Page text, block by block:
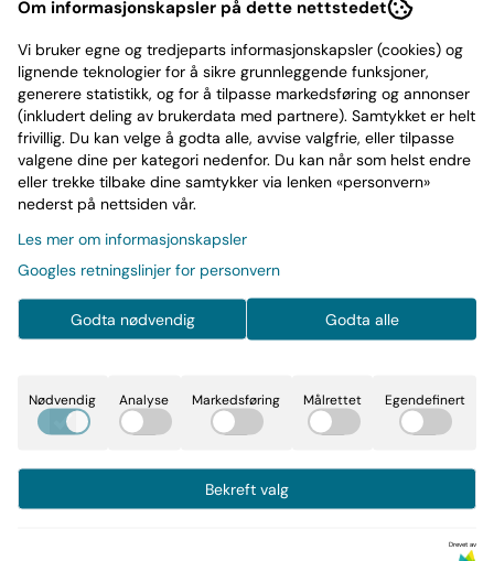
Hammersmith Apollo, London, U
Hammersmith Apollo, Lon
6. Scene Two: Ii. Strange Deja Vu (Live At
Hammersmith Apollo,
7. Scene Three: I. Through My Words (Live At
Hammersmith Apollo
8. Scene Three: Ii. Fatal Tragedy (Live At
Hammersmith Apollo,
- 3 -
Hammersmith Apollo, Lo
2. Scene Five: Through Her Eyes (Live At
3. Scene Six: Home (Live At Hammersmith
Apollo, London, Uk, 202
At Hammersmith A
5. Scene Seven: Ii. One Last Time (Live At
Om informasjonskapsler på dette nettstedet
Vi bruker egne og tredjeparts informasjonskapsler (cookies) og
lignende teknologier for å sikre grunnleggende funksjoner,
generere statistikk, og for å tilpasse markedsføring og annonser
(inkludert deling av brukerdata med partnere). Samtykket er helt
frivillig. Du kan velge å godta alle, avvise valgfrie, eller tilpasse
valgene dine per kategori nedenfor. Du kan når som helst endre
eller trekke tilbake dine samtykker via lenken «personvern»
nederst på nettsiden vår.
Les mer om informasjonskapsler
Googles retningslinjer for personvern
Godta nødvendig Godta alle
Nødvendig Analyse Markedsføring Målrettet Egendefinert
Bekreft valg
Drevet av